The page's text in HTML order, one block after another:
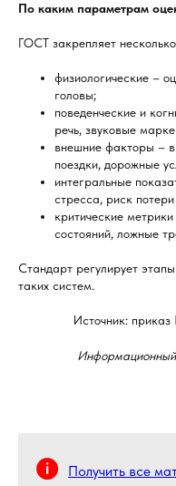
По каким параметрам
ГОСТ закрепляет
физиологические –
головы;
поведенческие и
речь, звуковые
внешние факторы –
поездки, дорожные
интегральные
стресса, риск
критические
состояний, ложные
Стандарт регулирует
таких систем.
Источник: приказ
Информационный
Получить все